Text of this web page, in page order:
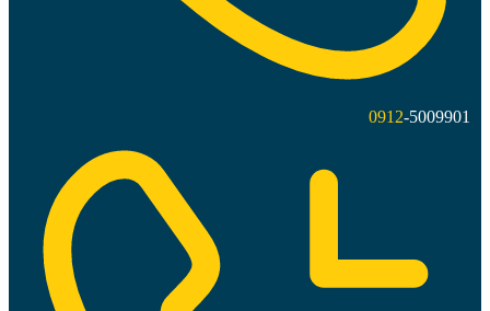
0912-5009901